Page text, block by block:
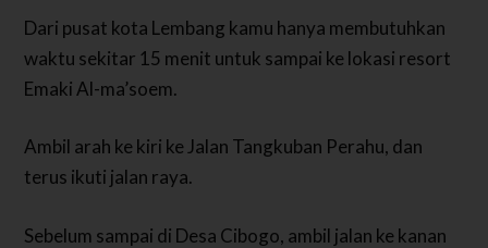
Dari pusat kota Lembang kamu hanya membutuhkan
waktu sekitar 15 menit untuk sampai ke lokasi resort
Emaki Al-ma’soem.
Ambil arah ke kiri ke Jalan Tangkuban Perahu, dan
terus ikuti jalan raya.
Sebelum sampai di Desa Cibogo, ambil jalan ke kanan